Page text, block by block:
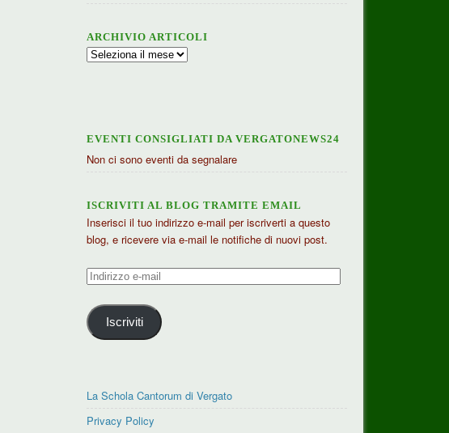
ARCHIVIO ARTICOLI
Archivio
EVENTI CONSIGLIATI DA VERGATONEWS24
Non ci sono eventi da segnalare
ISCRIVITI AL BLOG TRAMITE EMAIL
Inserisci il tuo indirizzo e-mail per iscriverti a questo
blog, e ricevere via e-mail le notifiche di nuovi post.
Indirizzo
mail
Iscriviti
La Schola Cantorum di Vergato
Privacy Policy